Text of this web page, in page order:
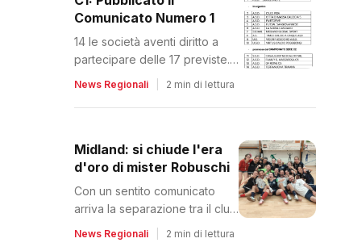
Comunicato Numero 1
14 le società aventi diritto a
partecipare delle 17 previste.
Due spariscono e una riparte
News Regionali 2 min di lettura
Midland: si chiude l'era
d'oro di mister Robuschi
Con un sentito comunicato
arriva la separazione tra il club
News Regionali 2 min di lettura